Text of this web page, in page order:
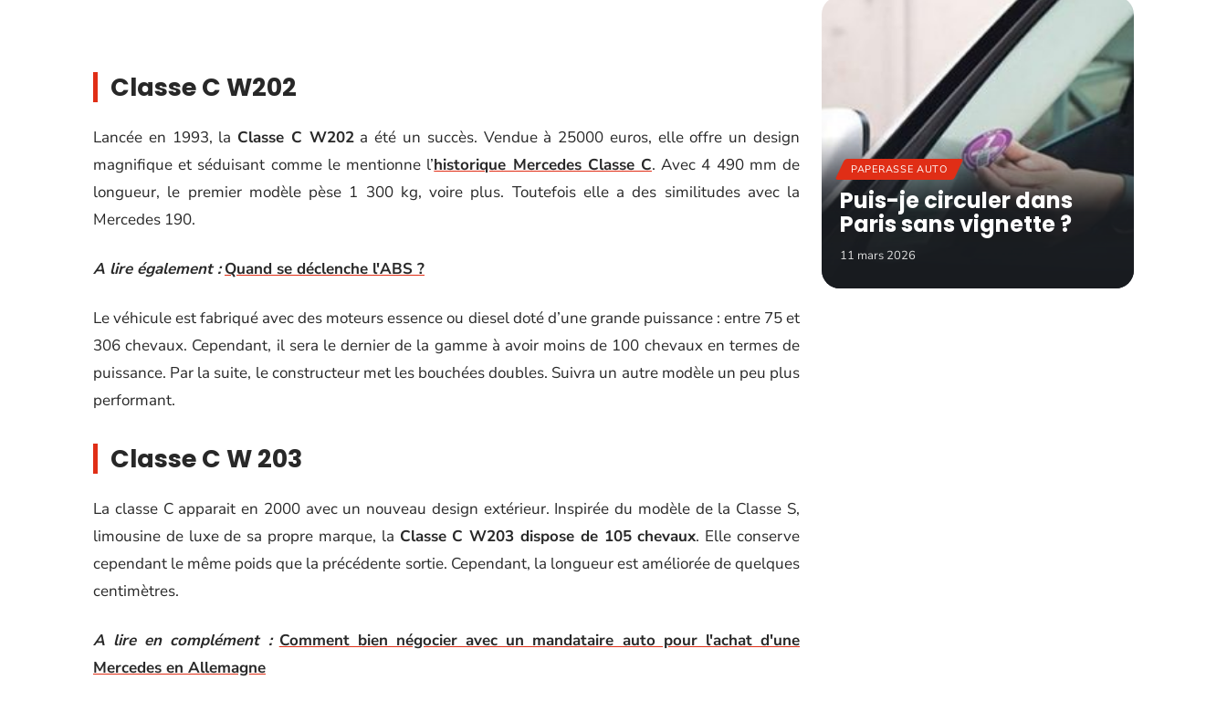
Classe C W202
Lancée en 1993, la Classe C W202a été un succès. Vendue à 25000 euros, elle offre un design
magnifique et séduisant comme le mentionne l’historique Mercedes Classe C. Avec 4 490 mm de
longueur, le premier modèle pèse 1 300 kg, voire plus. Toutefois elle a des similitudes avec la
Mercedes 190.
A lire également : Quand se déclenche l'ABS ?
Le véhicule est fabriqué avec des moteurs essence ou diesel doté d’une grande puissance : entre 75 et
306 chevaux. Cependant, il sera le dernier de la gamme à avoir moins de 100 chevaux en termes de
puissance. Par la suite, le constructeur met les bouchées doubles. Suivra un autre modèle un peu plus
performant.
Classe C W 203
La classe C apparait en 2000 avec un nouveau design extérieur. Inspirée du modèle de la Classe S,
limousine de luxe de sa propre marque, la Classe C W203 dispose de 105 chevaux. Elle conserve
cependant le même poids que la précédente sortie. Cependant, la longueur est améliorée de quelques
centimètres.
A lire en complément : Comment bien négocier avec un mandataire auto pour l'achat d'une
Mercedes en Allemagne
PAPERASSE AUTO
Puis-je circuler dans
Paris sans vignette ?
11 mars 2026